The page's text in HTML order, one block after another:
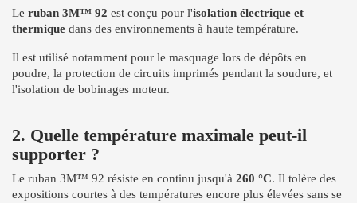
Le ruban 3M™ 92 est conçu pour l'isolation électrique et
thermique dans des environnements à haute température.
Il est utilisé notamment pour le masquage lors de dépôts en
poudre, la protection de circuits imprimés pendant la soudure, et
l'isolation de bobinages moteur.
2. Quelle température maximale peut-il
supporter ?
Le ruban 3M™ 92 résiste en continu jusqu'à 260 °C. Il tolère des
expositions courtes à des températures encore plus élevées sans se